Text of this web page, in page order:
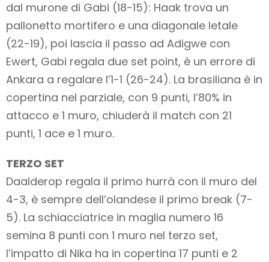
dal murone di Gabi (18-15): Haak trova un
pallonetto mortifero e una diagonale letale
(22-19), poi lascia il passo ad Adigwe con
Ewert, Gabi regala due set point, è un errore di
Ankara a regalare l’1-1 (26-24). La brasiliana è in
copertina nel parziale, con 9 punti, l’80% in
attacco e 1 muro, chiuderà il match con 21
punti, 1 ace e 1 muro.
TERZO SET
Daalderop regala il primo hurrà con il muro del
4-3, è sempre dell’olandese il primo break (7-
5). La schiacciatrice in maglia numero 16
semina 8 punti con 1 muro nel terzo set,
l’impatto di Nika ha in copertina 17 punti e 2